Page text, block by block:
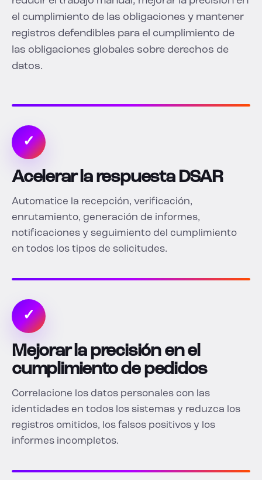
el cumplimiento de las obligaciones y mantener
registros defendibles para el cumplimiento de
las obligaciones globales sobre derechos de
datos.
✓
Acelerar la respuesta DSAR
Automatice la recepción, verificación,
enrutamiento, generación de informes,
notificaciones y seguimiento del cumplimiento
en todos los tipos de solicitudes.
✓
Mejorar la precisión en el
cumplimiento de pedidos
Correlacione los datos personales con las
identidades en todos los sistemas y reduzca los
registros omitidos, los falsos positivos y los
informes incompletos.